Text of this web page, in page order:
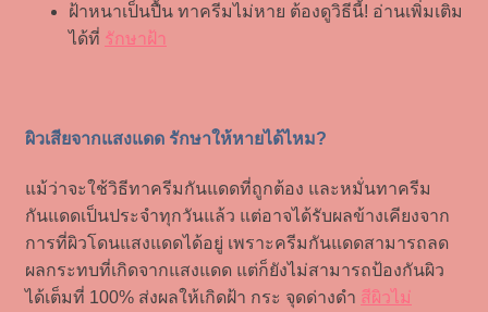
ฝ้าหนาเป็นปื้น ทาครีมไม่หาย ต้องดูวิธีนี้! อ่านเพิ่มเติม
ได้ที่ รักษาฝ้า
ผิวเสียจากแสงแดด รักษาให้หายได้ไหม?
แม้ว่าจะใช้วิธีทาครีมกันแดดที่ถูกต้อง และหมั่นทาครีม
กันแดดเป็นประจำทุกวันแล้ว แต่อาจได้รับผลข้างเคียงจาก
การที่ผิวโดนแสงแดดได้อยู่ เพราะครีมกันแดดสามารถลด
ผลกระทบที่เกิดจากแสงแดด แต่ก็ยังไม่สามารถป้องกันผิว
ได้เต็มที่ 100% ส่งผลให้เกิดฝ้า กระ จุดด่างดำ สีผิวไม่